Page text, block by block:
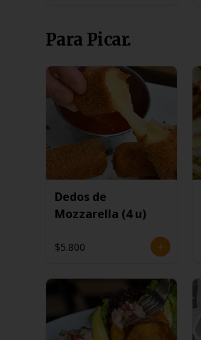
Para Picar.
Dedos de
Mozzarella (4 u)
$5.800